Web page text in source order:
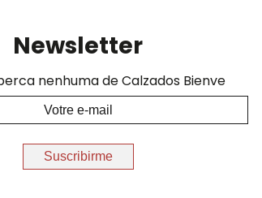
Newsletter
nenhuma de Calzados Bienve
Suscribirme